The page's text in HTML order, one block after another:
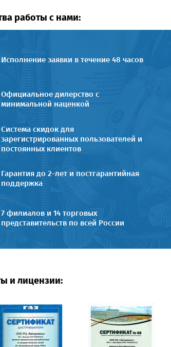
работы с нами:
Исполнение заявки в течение 48 часов
Официальное дилерство с
минимальной наценкой
Система скидок для
зарегистрированных пользователей и
постоянных клиентов
Гарантия до 2-лет и постгарантийная
поддержка
7 филиалов и 14 торговых
представительств по всей России
и лицензии: